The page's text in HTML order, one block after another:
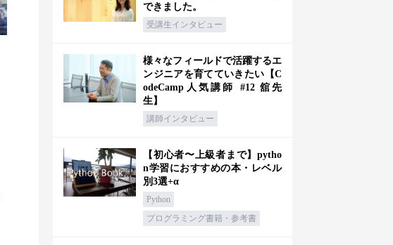
できました。
受講生インタビュー
様々なフィールドで活躍するエ
ンジニアを育てていきたい【C
odeCamp人気講師 #12 舘先
生】
講師インタビュー
【初心者〜上級者まで】pytho
n学習におすすめの本・レベル
別3選+α
Python
プログラミング書籍・参考書